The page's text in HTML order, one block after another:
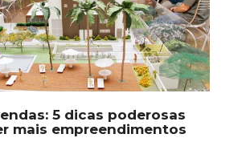
5 dicas poderosas
mais empreendimentos